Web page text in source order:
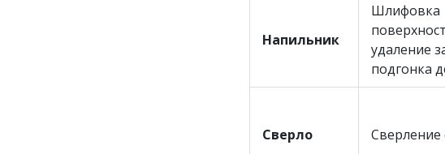
Напильник
Шлифовка
удаление
подгонка
Сверло Сверление